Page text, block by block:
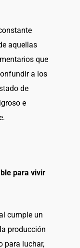
aquellas
que
a los
de
e
para vivir
cumple un
producción
para luchar,